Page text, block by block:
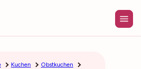
Kuchen
Obstkuchen